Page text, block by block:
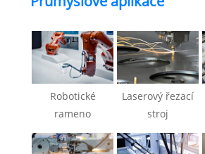
Robotické
rameno
Laserový řezací
stroj